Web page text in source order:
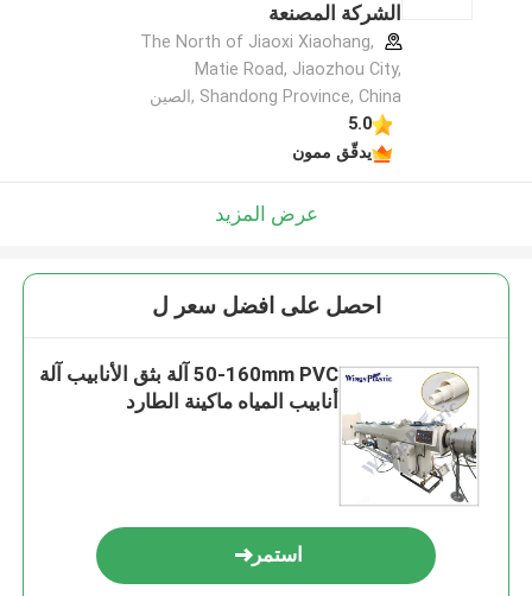
الشركة المصنعة
The North of Jiaoxi Xiaohang,
Matie Road, Jiaozhou City,
Shandong Province, China ,الصين
5.0
يدقّق ممون
عرض المزيد
احصل على افضل سعر ل
50-160mm PVC آلة بثق الأنابيب آلة
أنابيب المياه ماكينة الطارد
استمر